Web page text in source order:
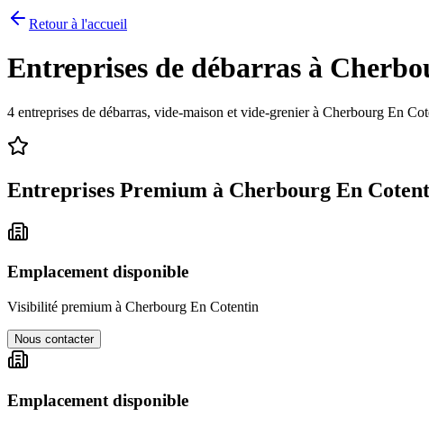
Retour à l'accueil
Entreprises de débarras à
4 entreprises de débarras, vide-maison et vide-grenier à Cherbourg En
Entreprises Premium à Cherbourg En
Emplacement disponible
Visibilité premium à Cherbourg En Cotentin
Nous contacter
Emplacement disponible